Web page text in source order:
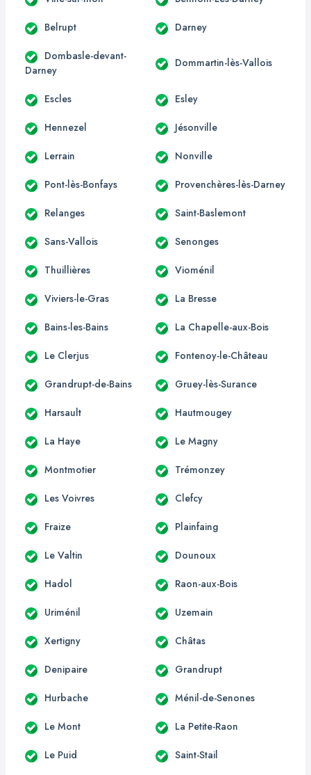
Belrupt Darney
Dombasle-devant-
Darney
Dommartin-lès-Vallois
Escles Esley
Hennezel Jésonville
Lerrain Nonville
Pont-lès-Bonfays Provenchères-lès-Darney
Relanges Saint-Baslemont
Sans-Vallois Senonges
Thuillières Vioménil
Viviers-le-Gras La Bresse
Bains-les-Bains La Chapelle-aux-Bois
Le Clerjus Fontenoy-le-Château
Grandrupt-de-Bains Gruey-lès-Surance
Harsault Hautmougey
La Haye Le Magny
Montmotier Trémonzey
Les Voivres Clefcy
Fraize Plainfaing
Le Valtin Dounoux
Hadol Raon-aux-Bois
Uriménil Uzemain
Xertigny Châtas
Denipaire Grandrupt
Hurbache Ménil-de-Senones
Le Mont La Petite-Raon
Le Puid Saint-Stail